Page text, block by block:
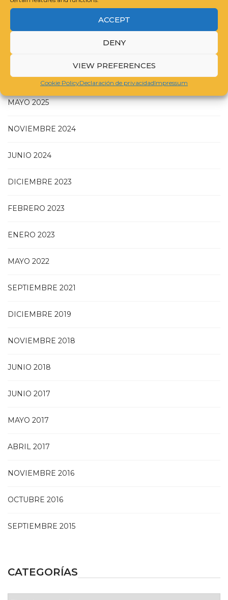
ACCEPT
DENY
VIEW PREFERENCES
Cookie PolicyDeclaración de privacidadImpressum
GUIDELINES FOR COMPILING A CATALOGUE RAISONNÉ
JULIO 2025
MAYO 2025
NOVIEMBRE 2024
JUNIO 2024
DICIEMBRE 2023
FEBRERO 2023
ENERO 2023
MAYO 2022
SEPTIEMBRE 2021
DICIEMBRE 2019
NOVIEMBRE 2018
JUNIO 2018
JUNIO 2017
MAYO 2017
ABRIL 2017
NOVIEMBRE 2016
OCTUBRE 2016
SEPTIEMBRE 2015
CATEGORÍAS